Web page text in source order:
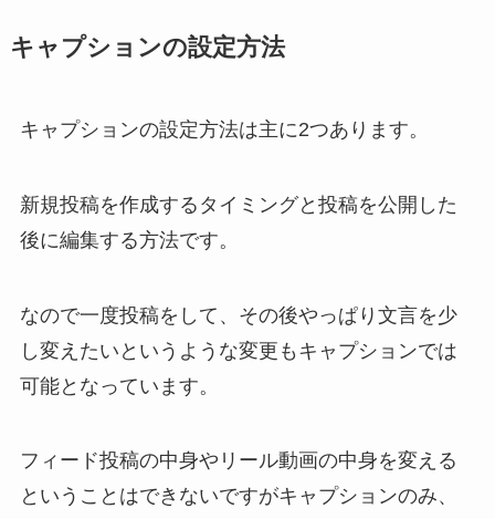
キャプションの設定方法
キャプションの設定方法は主に2つあります。
新規投稿を作成するタイミングと投稿を公開した
後に編集する方法です。
なので一度投稿をして、その後やっぱり文言を少
し変えたいというような変更もキャプションでは
可能となっています。
フィード投稿の中身やリール動画の中身を変える
ということはできないですがキャプションのみ、